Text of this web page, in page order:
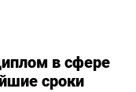
в сфере
сроки